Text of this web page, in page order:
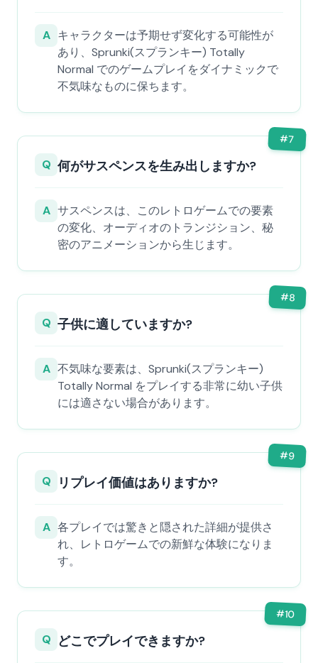
A キャラクターは予期せず変化する可能性が
あり、Sprunki(スプランキー) Totally
Normal でのゲームプレイをダイナミックで
不気味なものに保ちます。
#7
Q 何がサスペンスを生み出しますか?
A サスペンスは、このレトロゲームでの要素
の変化、オーディオのトランジション、秘
密のアニメーションから生じます。
#8
Q 子供に適していますか?
A 不気味な要素は、Sprunki(スプランキー)
Totally Normal をプレイする非常に幼い子供
には適さない場合があります。
#9
Q リプレイ価値はありますか?
A 各プレイでは驚きと隠された詳細が提供さ
れ、レトロゲームでの新鮮な体験になりま
す。
#10
Q どこでプレイできますか?